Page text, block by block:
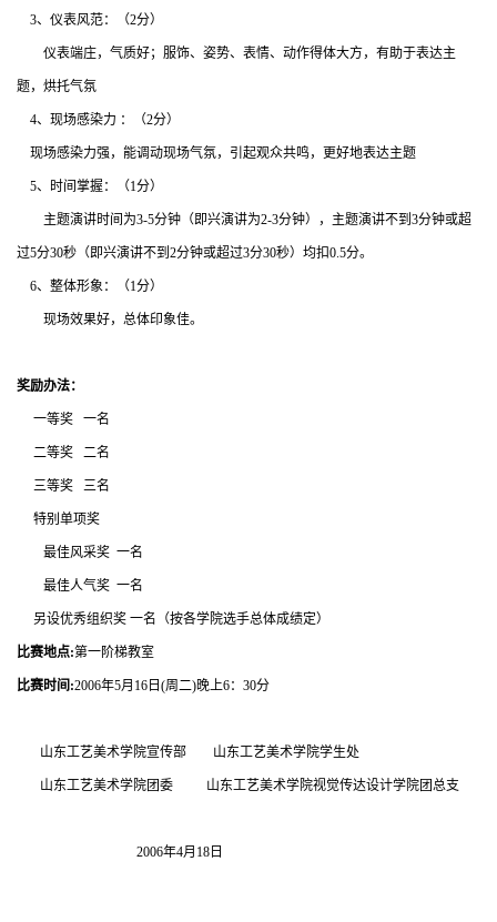
3、仪表风范：（2分）
仪表端庄，气质好；服饰、姿势、表情、动作得体大方，有助于表达主
题，烘托气氛
4、现场感染力 ：（2分）
现场感染力强，能调动现场气氛，引起观众共鸣，更好地表达主题
5、时间掌握：（1分）
主题演讲时间为3-5分钟（即兴演讲为2-3分钟），主题演讲不到3分钟或超
过5分30秒（即兴演讲不到2分钟或超过3分30秒）均扣0.5分。
6、整体形象：（1分）
现场效果好，总体印象佳。
奖励办法：
一等奖 一名
二等奖 二名
三等奖 三名
特别单项奖
最佳风采奖 一名
最佳人气奖 一名
另设优秀组织奖 一名（按各学院选手总体成绩定）
比赛地点:第一阶梯教室
比赛时间:2006年5月16日(周二)晚上6：30分
山东工艺美术学院宣传部 山东工艺美术学院学生处
山东工艺美术学院团委 山东工艺美术学院视觉传达设计学院团总支
2006年4月18日